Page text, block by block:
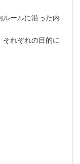
ルールに沿った内
それぞれの目的に